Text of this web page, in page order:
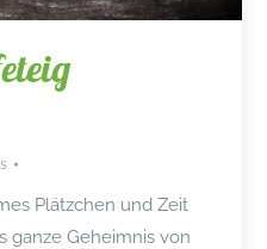
Plätzchen und Zeit
ganze Geheimnis von